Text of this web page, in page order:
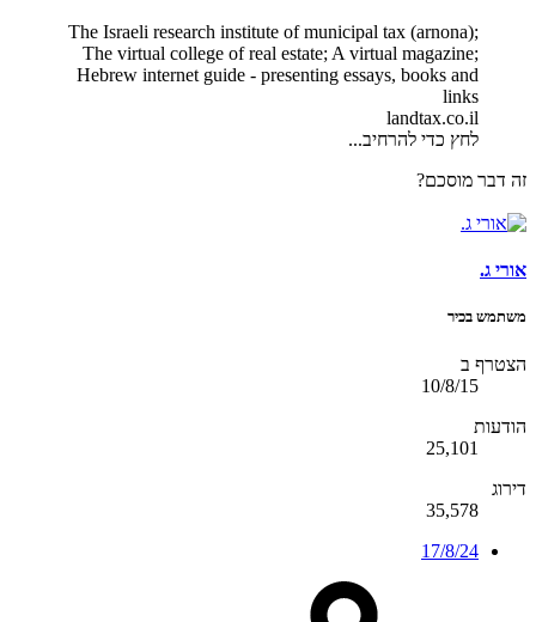
The Israeli research institute of municipal tax (arnona);
The virtual college of real estate; A virtual magazine;
Hebrew internet guide - presenting essays, books and
links
landtax.co.il
לחץ כדי להרחיב...
זה דבר מוסכם?
אורי ג.
משתמש בכיר
הצטרף ב
10/8/15
הודעות
25,101
דירוג
35,578
17/8/24